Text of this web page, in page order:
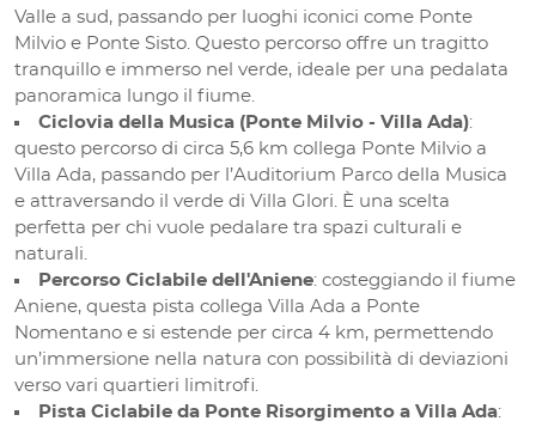
Valle a sud, passando per luoghi iconici come Ponte
Milvio e Ponte Sisto. Questo percorso offre un tragitto
tranquillo e immerso nel verde, ideale per una pedalata
panoramica lungo il fiume.
Ciclovia della Musica (Ponte Milvio - Villa Ada):
questo percorso di circa 5,6 km collega Ponte Milvio a
Villa Ada, passando per l’Auditorium Parco della Musica
e attraversando il verde di Villa Glori. È una scelta
perfetta per chi vuole pedalare tra spazi culturali e
naturali.
Percorso Ciclabile dell'Aniene: costeggiando il fiume
Aniene, questa pista collega Villa Ada a Ponte
Nomentano e si estende per circa 4 km, permettendo
un’immersione nella natura con possibilità di deviazioni
verso vari quartieri limitrofi.
Pista Ciclabile da Ponte Risorgimento a Villa Ada: